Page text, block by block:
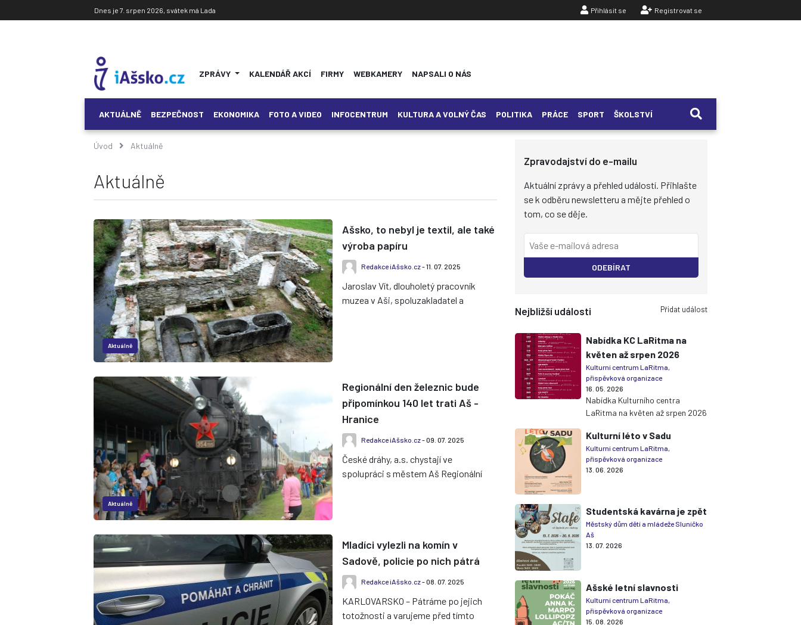
Dnes je 7. srpen 2026, svátek má Lada Přihlásit se Registrovat se
ZPRÁVY KALENDÁŘ AKCÍ FIRMY WEBKAMERY NAPSALI O NÁS
AKTUÁLNĚ BEZPEČNOST EKONOMIKA FOTO A VIDEO INFOCENTRUM KULTURA A VOLNÝ ČAS POLITIKA PRÁCE SPORT ŠKOLSTVÍ
Úvod Aktuálně
Aktuálně
Aktuálně
Ašsko, to nebyl je textil, ale také
výroba papíru
Redakce iAšsko.cz- 11. 07. 2025
Jaroslav Vít, dlouholetý pracovník
muzea v Aši, spoluzakladatel a
Aktuálně
Regionální den železnic bude
připomínkou 140 let trati Aš -
Hranice
Redakce iAšsko.cz- 09. 07. 2025
České dráhy, a.s. chystají ve
spolupráci s městem Aš Regionální
Mladíci vylezli na komín v
Sadově, policie po nich pátrá
Redakce iAšsko.cz- 08. 07. 2025
KARLOVARSKO – Pátráme po jejich
totožnosti a varujeme před tímto
Zpravodajství do e-mailu
Aktuální zprávy a přehled událostí. Přihlašte
se k odběru newsletteru a mějte přehled o
tom, co se děje.
ODEBÍRAT
Nejbližší události Přidat událost
Nabídka KC LaRitma na
květen až srpen 2026
Kulturní centrum LaRitma,
příspěvková organizace
16. 05. 2026
Nabídka Kulturního centra
LaRitma na květen až srpen 2026
Kulturní léto v Sadu
Kulturní centrum LaRitma,
příspěvková organizace
13. 06. 2026
Studentská kavárna je zpět
Městský dům dětí a mládeže Sluníčko
Aš
13. 07. 2026
Ašské letní slavnosti
Kulturní centrum LaRitma,
příspěvková organizace
15. 08. 2026